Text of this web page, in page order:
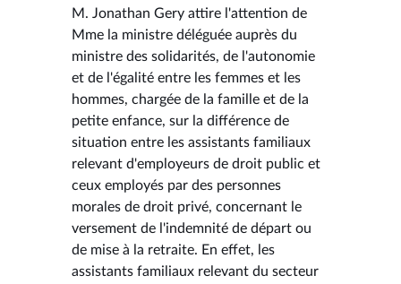
M. Jonathan Gery attire l'attention de
Mme la ministre déléguée auprès du
ministre des solidarités, de l'autonomie
et de l'égalité entre les femmes et les
hommes, chargée de la famille et de la
petite enfance, sur la différence de
situation entre les assistants familiaux
relevant d'employeurs de droit public et
ceux employés par des personnes
morales de droit privé, concernant le
versement de l'indemnité de départ ou
de mise à la retraite. En effet, les
assistants familiaux relevant du secteur